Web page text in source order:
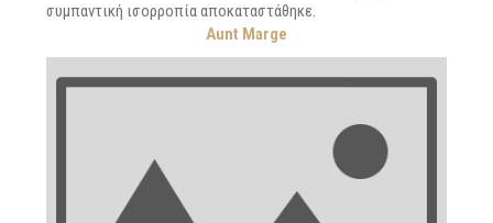
συμπαντική ισορροπία αποκαταστάθηκε.
Aunt Marge